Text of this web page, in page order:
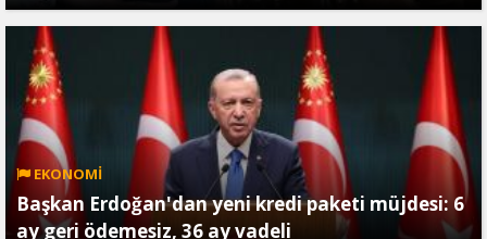
EKONOMİ
Başkan Erdoğan'dan yeni kredi paketi müjdesi: 6
ay geri ödemesiz, 36 ay vadeli